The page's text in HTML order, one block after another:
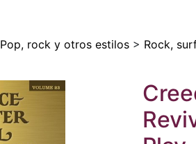
Pop, rock y otros estilos > Rock,